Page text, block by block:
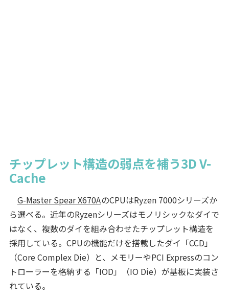
チップレット構造の弱点を補う3D V-
Cache
G-Master Spear X670AのCPUはRyzen 7000シリーズか
ら選べる。近年のRyzenシリーズはモノリシックなダイで
はなく、複数のダイを組み合わせたチップレット構造を
採用している。CPUの機能だけを搭載したダイ「CCD」
（Core Complex Die）と、メモリーやPCI Expressのコン
トローラーを格納する「IOD」（IO Die）が基板に実装さ
れている。